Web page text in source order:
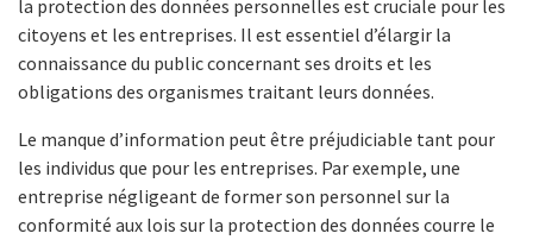
la protection des données personnelles est cruciale pour les
citoyens et les entreprises. Il est essentiel d’élargir la
connaissance du public concernant ses droits et les
obligations des organismes traitant leurs données.
Le manque d’information peut être préjudiciable tant pour
les individus que pour les entreprises. Par exemple, une
entreprise négligeant de former son personnel sur la
conformité aux lois sur la protection des données courre le